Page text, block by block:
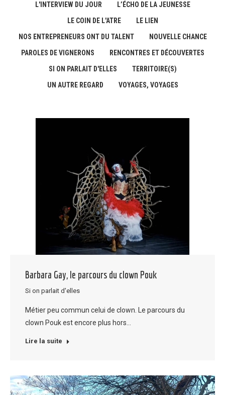
L'INTERVIEW DU JOUR
L’ÉCHO DE LA JEUNESSE
LE COIN DE L'ATRE
LE LIEN
NOS ENTREPRENEURS ONT DU TALENT
NOUVELLE CHANCE
PAROLES DE VIGNERONS
RENCONTRES ET DÉCOUVERTES
SI ON PARLAIT D'ELLES
TERRITOIRE(S)
UN AUTRE REGARD
VOYAGES, VOYAGES
Barbara Gay, le parcours du clown Pouk
Si on parlait d'elles
Métier peu commun celui de clown. Le parcours du
clown Pouk est encore plus hors…
Lire la suite